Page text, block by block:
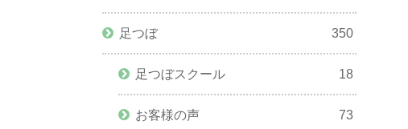
足つぼ 350
足つぼスクール 18
お客様の声 73